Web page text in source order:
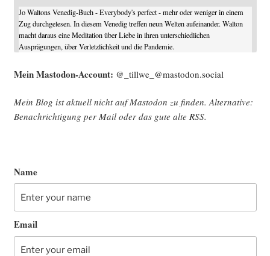
Jo Waltons Venedig-Buch - Everybody's perfect - mehr oder weniger in einem
Zug durchgelesen. In diesem Venedig treffen neun Welten aufeinander. Walton
macht daraus eine Meditation über Liebe in ihren unterschiedlichen
Ausprägungen, über Verletzlichkeit und die Pandemie.
Mein Mast­o­don-Account: @_tillwe_@mastodon.social
Mein Blog ist aktu­ell nicht auf Mast­o­don zu fin­den. Alter­na­ti­ve:
Benach­rich­ti­gung per Mail oder das gute alte RSS.
Name
Email